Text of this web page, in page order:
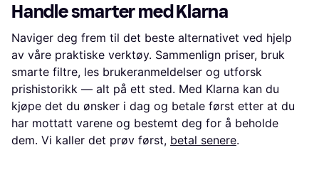
Handle smarter med Klarna
Naviger deg frem til det beste alternativet ved hjelp
av våre praktiske verktøy. Sammenlign priser, bruk
smarte filtre, les brukeranmeldelser og utforsk
prishistorikk — alt på ett sted. Med Klarna kan du
kjøpe det du ønsker i dag og betale først etter at du
har mottatt varene og bestemt deg for å beholde
dem. Vi kaller det prøv først, betal senere.